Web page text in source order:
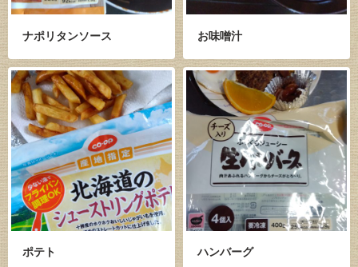
ナポリタンソース お味噌汁
ポテト ハンバーグ